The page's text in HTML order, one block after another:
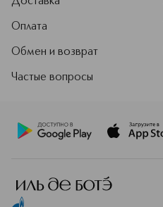
Оплата
Обмен и возврат
Частые вопросы